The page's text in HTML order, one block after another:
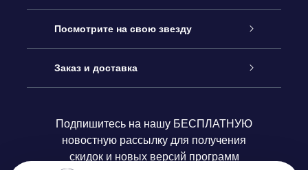
Как с нами связаться
Блог
Отзывы
Онлайн подарок Online Star Gift
Подарочный набор OSR
Подарочная карта OSR
Посмотрите на свою звезду
Звездный реестр
Персонализированная страница Star Page
Заказ и доставка
Платежная информация
Подпишитесь на нашу БЕСПЛАТНУЮ
новостную рассылку для получения
скидок и новых версий программ